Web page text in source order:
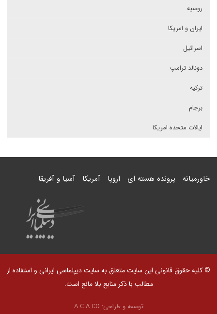
روسیه
ایران و امریکا
اسرائیل
دونالد ترامپ
ترکیه
برجام
ایالات متحده امریکا
خاورمیانه پرونده هسته ای اروپا آمریکا آسیا و آفریقا
© کلیه حقوق قانونی این سایت متعلق به سایت دیپلماسی ایرانی و استفاده از
مطالب با ذکر منابع بلا مانع است.
توسعه و طراحی: A.C.A CO